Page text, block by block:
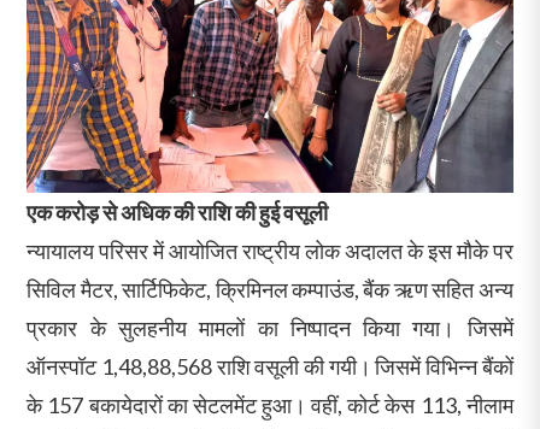
एक करोड़ से अधिक की राशि की हुई वसूली
न्यायालय परिसर में आयोजित राष्ट्रीय लोक अदालत के इस मौके पर
सिविल मैटर, सार्टिफिकेट, क्रिमिनल कम्पाउंड, बैंक ऋण सहित अन्य
प्रकार के सुलहनीय मामलों का निष्पादन किया गया। जिसमें
ऑनस्पॉट 1,48,88,568 राशि वसूली की गयी। जिसमें विभिन्न बैंकों
के 157 बकायेदारों का सेटलमेंट हुआ। वहीं, कोर्ट केस 113, नीलाम